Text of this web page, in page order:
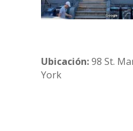
Ubicación:98 St.
York